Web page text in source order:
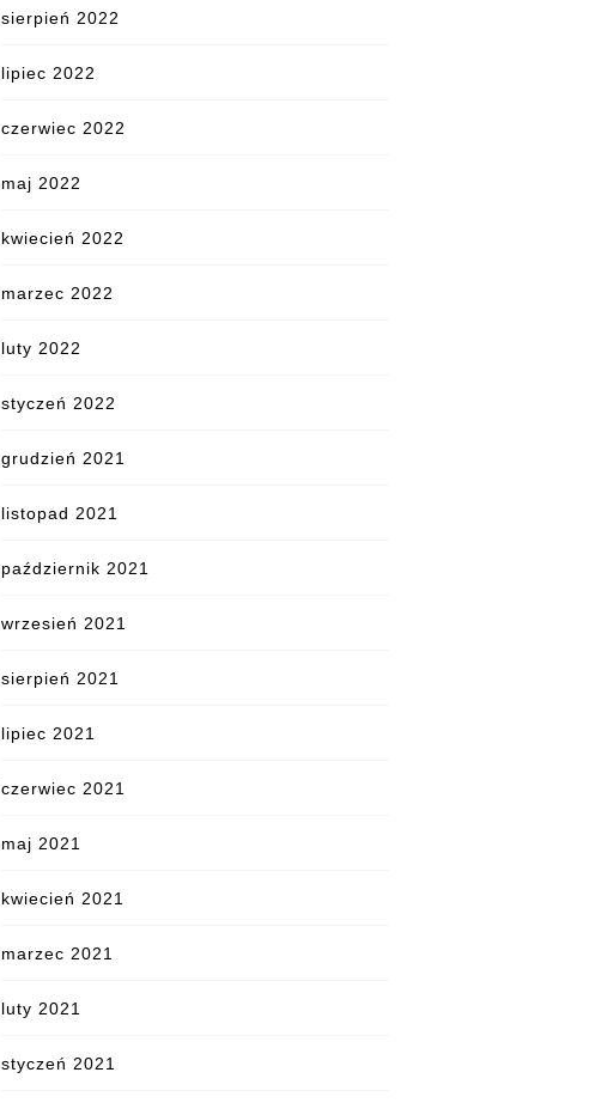
sierpień 2022
lipiec 2022
czerwiec 2022
maj 2022
kwiecień 2022
marzec 2022
luty 2022
styczeń 2022
grudzień 2021
listopad 2021
październik 2021
wrzesień 2021
sierpień 2021
lipiec 2021
czerwiec 2021
maj 2021
kwiecień 2021
marzec 2021
luty 2021
styczeń 2021